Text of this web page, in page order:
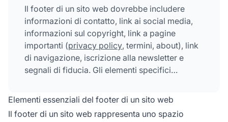
Il footer di un sito web dovrebbe includere
informazioni di contatto, link ai social media,
informazioni sul copyright, link a pagine
importanti (privacy policy, termini, about), link
di navigazione, iscrizione alla newsletter e
segnali di fiducia. Gli elementi specifici
business.
Elementi essenziali del footer di un sito web
Il footer di un sito web rappresenta uno spazio